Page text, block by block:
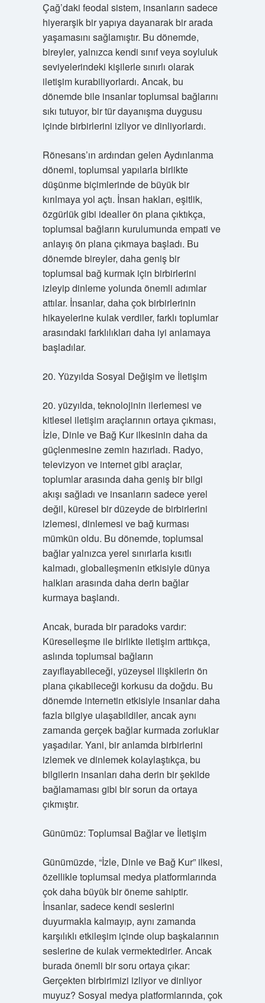
Çağ’daki feodal sistem, insanların sadece
hiyerarşik bir yapıya dayanarak bir arada
yaşamasını sağlamıştır. Bu dönemde,
bireyler, yalnızca kendi sınıf veya soyluluk
seviyelerindeki kişilerle sınırlı olarak
iletişim kurabiliyorlardı. Ancak, bu
dönemde bile insanlar toplumsal bağlarını
sıkı tutuyor, bir tür dayanışma duygusu
içinde birbirlerini izliyor ve dinliyorlardı.
Rönesans’ın ardından gelen Aydınlanma
dönemi, toplumsal yapılarla birlikte
düşünme biçimlerinde de büyük bir
kırılmaya yol açtı. İnsan hakları, eşitlik,
özgürlük gibi idealler ön plana çıktıkça,
toplumsal bağların kurulumunda empati ve
anlayış ön plana çıkmaya başladı. Bu
dönemde bireyler, daha geniş bir
toplumsal bağ kurmak için birbirlerini
izleyip dinleme yolunda önemli adımlar
attılar. İnsanlar, daha çok birbirlerinin
hikayelerine kulak verdiler, farklı toplumlar
arasındaki farklılıkları daha iyi anlamaya
başladılar.
20. Yüzyılda Sosyal Değişim ve İletişim
20. yüzyılda, teknolojinin ilerlemesi ve
kitlesel iletişim araçlarının ortaya çıkması,
İzle, Dinle ve Bağ Kur ilkesinin daha da
güçlenmesine zemin hazırladı. Radyo,
televizyon ve internet gibi araçlar,
toplumlar arasında daha geniş bir bilgi
akışı sağladı ve insanların sadece yerel
değil, küresel bir düzeyde de birbirlerini
izlemesi, dinlemesi ve bağ kurması
mümkün oldu. Bu dönemde, toplumsal
bağlar yalnızca yerel sınırlarla kısıtlı
kalmadı, globalleşmenin etkisiyle dünya
halkları arasında daha derin bağlar
kurmaya başlandı.
Ancak, burada bir paradoks vardır:
Küreselleşme ile birlikte iletişim arttıkça,
aslında toplumsal bağların
zayıflayabileceği, yüzeysel ilişkilerin ön
plana çıkabileceği korkusu da doğdu. Bu
dönemde internetin etkisiyle insanlar daha
fazla bilgiye ulaşabildiler, ancak aynı
zamanda gerçek bağlar kurmada zorluklar
yaşadılar. Yani, bir anlamda birbirlerini
izlemek ve dinlemek kolaylaştıkça, bu
bilgilerin insanları daha derin bir şekilde
bağlamaması gibi bir sorun da ortaya
çıkmıştır.
Günümüz: Toplumsal Bağlar ve İletişim
Günümüzde, “İzle, Dinle ve Bağ Kur” ilkesi,
özellikle toplumsal medya platformlarında
çok daha büyük bir öneme sahiptir.
İnsanlar, sadece kendi seslerini
duyurmakla kalmayıp, aynı zamanda
karşılıklı etkileşim içinde olup başkalarının
seslerine de kulak vermektedirler. Ancak
burada önemli bir soru ortaya çıkar:
Gerçekten birbirimizi izliyor ve dinliyor
muyuz? Sosyal medya platformlarında, çok